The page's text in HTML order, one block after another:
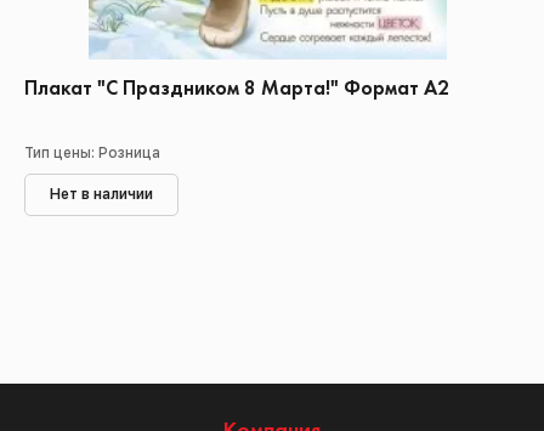
Плакат "С Праздником 8 Марта!" Формат А2
Тип цены: Розница
Нет в наличии